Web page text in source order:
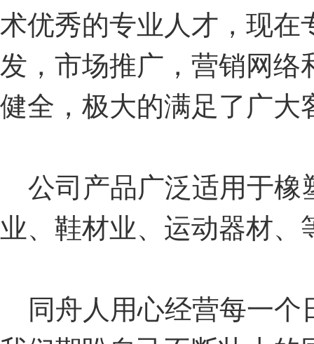
术优秀的专业人才，现在
发，市场推广，营销网络
健全，极大的满足了广大
公司产品广泛适用于橡
业、鞋材业、运动器材
同舟人用心经营每一个